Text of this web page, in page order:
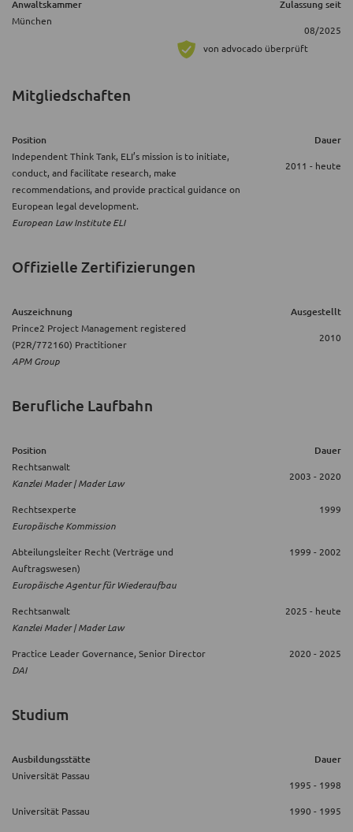
Anwaltskammer Zulassung seit
München
08/2025
von advocado überprüft
Mitgliedschaften
Position Dauer
Independent Think Tank, ELI’s mission is to initiate,
conduct, and facilitate research, make
recommendations, and provide practical guidance on
European legal development.
European Law Institute ELI
2011 - heute
Offizielle Zertifizierungen
Auszeichnung Ausgestellt
Prince2 Project Management registered
(P2R/772160) Practitioner
APM Group
2010
Berufliche Laufbahn
Position Dauer
Rechtsanwalt
Kanzlei Mader | Mader Law
2003 - 2020
Rechtsexperte
Europäische Kommission
1999
Abteilungsleiter Recht (Verträge und
Auftragswesen)
Europäische Agentur für Wiederaufbau
1999 - 2002
Rechtsanwalt
Kanzlei Mader | Mader Law
2025 - heute
Practice Leader Governance, Senior Director
DAI
2020 - 2025
Studium
Ausbildungsstätte Dauer
Universität Passau
1995 - 1998
Universität Passau 1990 - 1995